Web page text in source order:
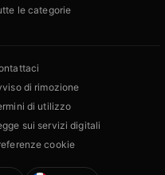
le categorie
di rimozione
di utilizzo
sui servizi digitali
cookie